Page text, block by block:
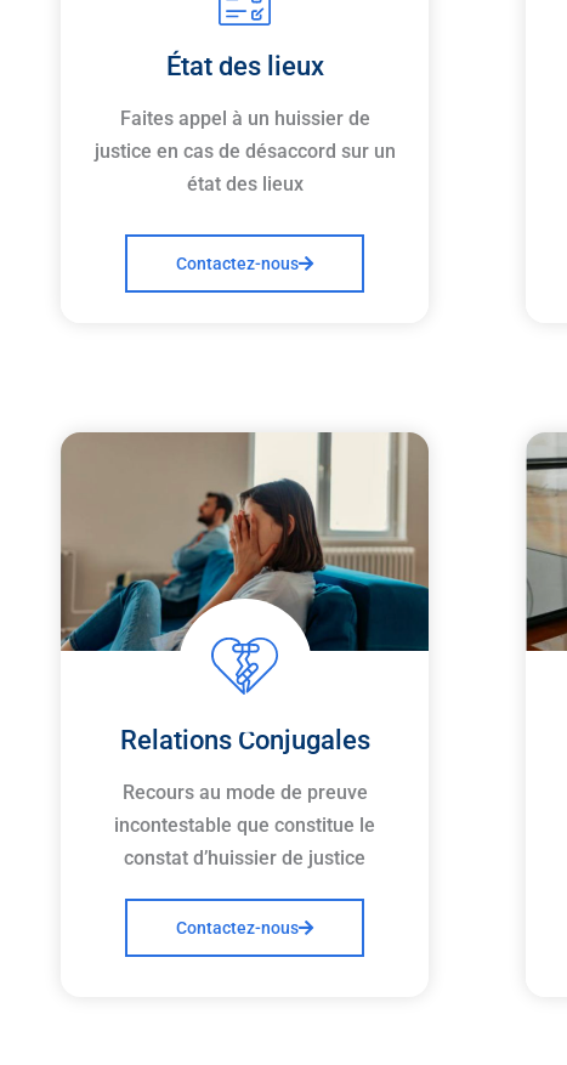
État des lieux
Faites appel à un huissier de
justice en cas de désaccord sur un
état des lieux
Contactez-nous
Relations Conjugales
Recours au mode de preuve
incontestable que constitue le
constat d’huissier de justice
Contactez-nous